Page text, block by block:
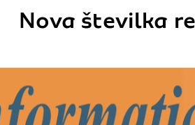
Nova številka